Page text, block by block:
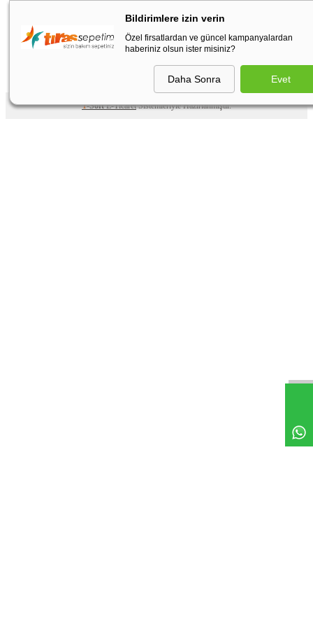
Bildirimlere izin verin
Özel firsatlardan ve güncel kampanyalardan
haberiniz olsun ister misiniz?
Daha Sonra Evet
T-SoftE-TicaretSistemleriyle Hazırlanmıştır.